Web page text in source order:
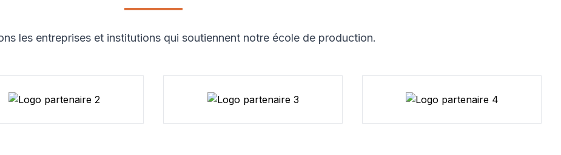
les entreprises et institutions qui soutiennent notre école de production.